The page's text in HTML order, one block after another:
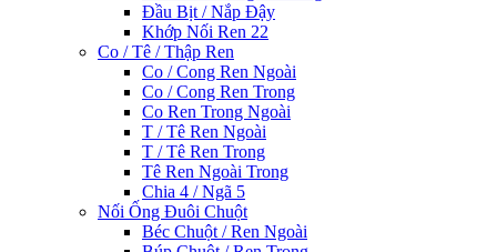
Đầu Bịt / Nắp Đậy
Khớp Nối Ren 22
Co / Tê / Thập Ren
Co / Cong Ren Ngoài
Co / Cong Ren Trong
Co Ren Trong Ngoài
T / Tê Ren Ngoài
T / Tê Ren Trong
Tê Ren Ngoài Trong
Chia 4 / Ngã 5
Nối Ống Đuôi Chuột
Béc Chuột / Ren Ngoài